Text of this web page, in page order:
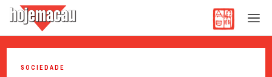
SOCIEDADE